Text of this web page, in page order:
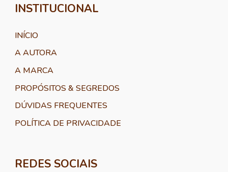
INSTITUCIONAL
INÍCIO
A AUTORA
A MARCA
PROPÓSITOS & SEGREDOS
DÚVIDAS FREQUENTES
POLÍTICA DE PRIVACIDADE
REDES SOCIAIS